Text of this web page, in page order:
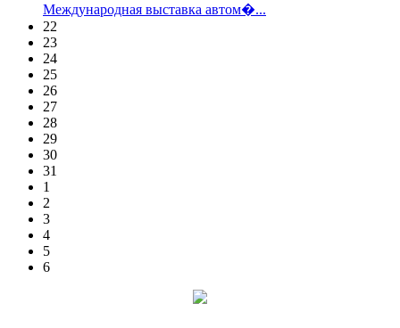
Международная выставка автом�...
22
23
24
25
26
27
28
29
30
31
1
2
3
4
5
6